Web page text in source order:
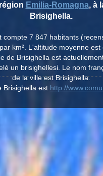
Emilia-Romagna, à
Brisighella.
compte 7 847 habitants
km². L'altitude moyenne est
de Brisighella est
un brisighellesi. Le nom
de la ville est Brisighella.
Brisighella est http://